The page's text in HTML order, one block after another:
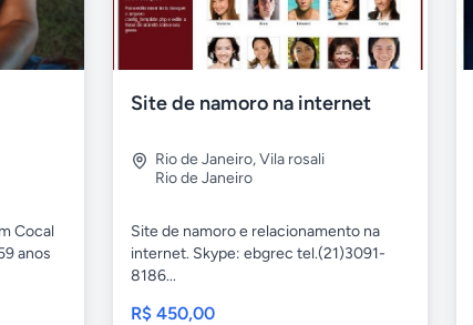
Cocal
anos
Site de namoro na internet
Rio de Janeiro,Vila rosali
Rio de Janeiro
Site de namoro e relacionamento na
internet. Skype: ebgrec tel.(21)3091-
8186...
R$ 450,00